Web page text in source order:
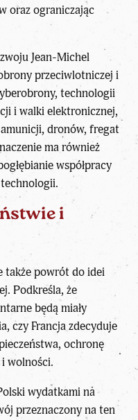
oraz ograniczając
Jean-Michel
przeciwlotniczej i
technologii
i walki elektronicznej,
dronów, fregat
ma również
współpracy
i
także powrót do idei
Podkreśla, że
będą miały
czy Francja zdecyduje
ochronę
wolności.
wydatkami na
przeznaczony na ten